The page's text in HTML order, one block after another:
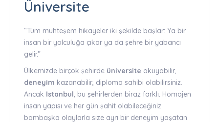
Üniversite
“Tüm muhteşem hikayeler iki şekilde başlar: Ya bir
insan bir yolculuğa çıkar ya da şehre bir yabancı
gelir.”
Ülkemizde birçok şehirdeüniversite okuyabilir,
deneyim kazanabilir, diploma sahibi olabilirsiniz.
Ancak İstanbul, bu şehirlerden biraz farklı. Homojen
insan yapısı ve her gün şahit olabileceğiniz
bambaşka olaylarla size ayrı bir deneyim yaşatan